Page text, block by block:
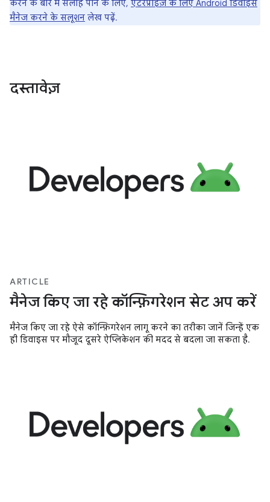
करने के बारे में सलाह पाने के लिए, एंटरप्राइज़ के लिए Android डिवाइस
मैनेज करने के सलूशन लेख पढ़ें.
दस्तावेज़
ARTICLE
मैनेज किए जा रहे कॉन्फ़िगरेशन सेट अप करें
मैनेज किए जा रहे ऐसे कॉन्फ़िगरेशन लागू करने का तरीका जानें जिन्हें एक
ही डिवाइस पर मौजूद दूसरे ऐप्लिकेशन की मदद से बदला जा सकता है.